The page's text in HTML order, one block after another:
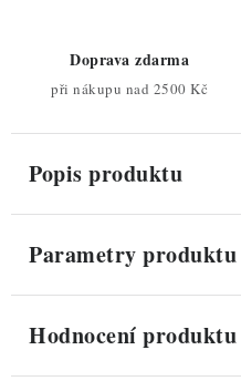
Doprava zdarma
při nákupu nad 2500 Kč
Popis produktu
Parametry produktu
Hodnocení